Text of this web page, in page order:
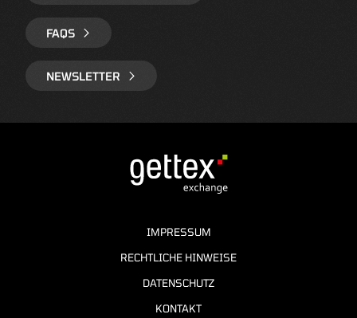
FAQS
NEWSLETTER
IMPRESSUM
RECHTLICHE HINWEISE
DATENSCHUTZ
KONTAKT